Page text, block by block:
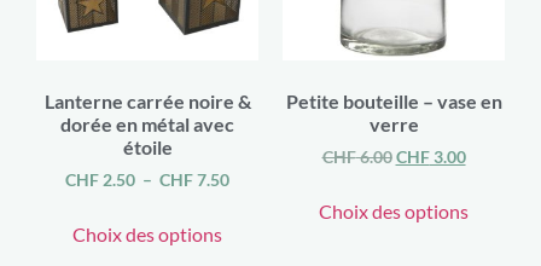
Lanterne carrée noire &
dorée en métal avec
étoile
CHF2.50 – CHF7.50
Choix des options
Petite bouteille – vase en
verre
CHF6.00 CHF3.00
Choix des options